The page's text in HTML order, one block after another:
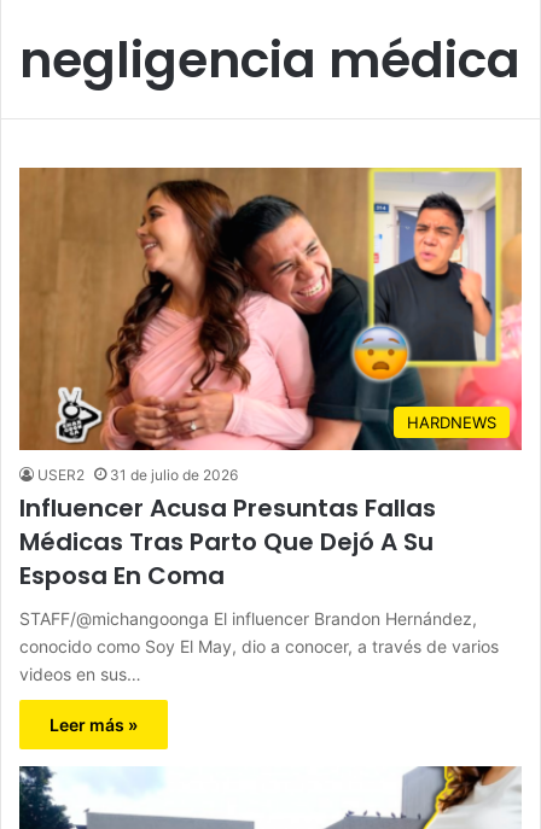
negligencia médica
HARDNEWS
USER2 31 de julio de 2026
Influencer Acusa Presuntas Fallas
Médicas Tras Parto Que Dejó A Su
Esposa En Coma
STAFF/@michangoonga El influencer Brandon Hernández,
conocido como Soy El May, dio a conocer, a través de varios
videos en sus…
Leer más »